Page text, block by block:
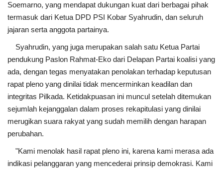
Soemarno, yang mendapat dukungan kuat dari berbagai pihak
termasuk dari Ketua DPD PSI Kobar Syahrudin, dan seluruh
jajaran serta anggota partainya.
Syahrudin, yang juga merupakan salah satu Ketua Partai
pendukung Paslon Rahmat-Eko dari Delapan Partai koalisi yang
ada, dengan tegas menyatakan penolakan terhadap keputusan
rapat pleno yang dinilai tidak mencerminkan keadilan dan
integritas Pilkada. Ketidakpuasan ini muncul setelah ditemukan
sejumlah kejanggalan dalam proses rekapitulasi yang dinilai
merugikan suara rakyat yang sudah memilih dengan harapan
perubahan.
"Kami menolak hasil rapat pleno ini, karena kami merasa ada
indikasi pelanggaran yang mencederai prinsip demokrasi. Kami